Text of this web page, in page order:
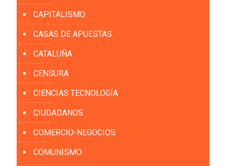
CAPITALISMO
CASAS DE APUESTAS
CATALUÑA
CENSURA
CIENCIAS TECNOLOGÍA
CIUDADANOS
COMERCIO-NEGOCIOS
COMUNISMO